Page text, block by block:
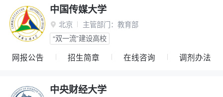
中国传媒大学
 北京 主管部门： 教育部
“双一流”建设高校
网报公告 招生简章 在线咨询 调剂办法
中央财经大学